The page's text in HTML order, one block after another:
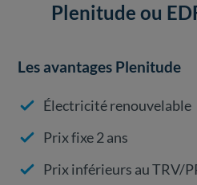
Plenitude ou
Les avantages Plenitude
Électricité renouvelable
Prix fixe 2 ans
Prix inférieurs au TRV/